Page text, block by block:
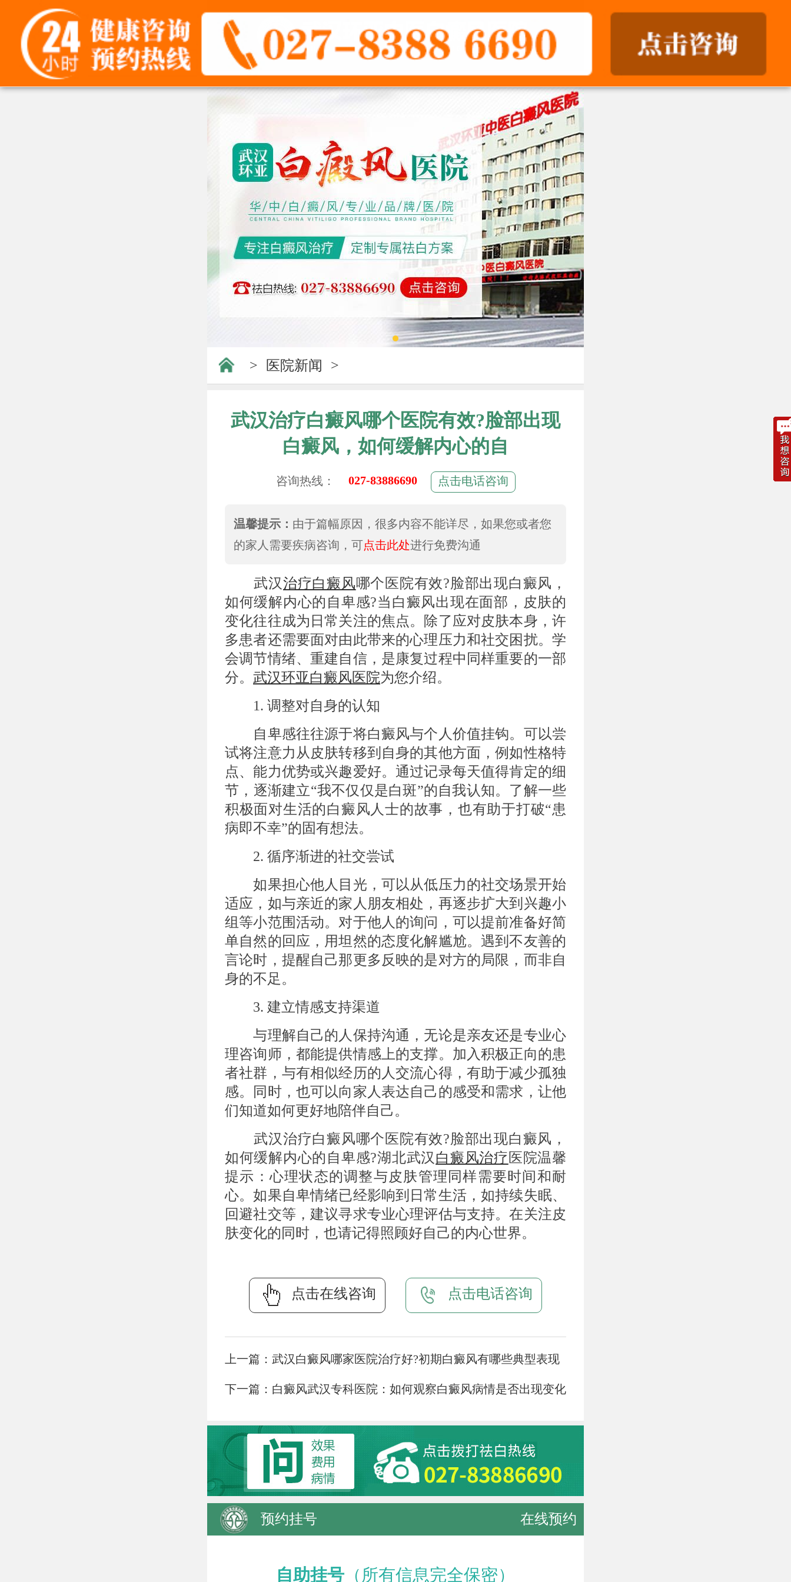
> 医院新闻 >
武汉治疗白癜风哪个医院有效?脸部出现
白癜风，如何缓解内心的自
咨询热线： 027-83886690 点击电话咨询
温馨提示： 由于篇幅原因，很多内容不能详尽，如果您或者您
的家人需要疾病咨询，可点击此处进行免费沟通
武汉治疗白癜风哪个医院有效?脸部出现白癜风，
如何缓解内心的自卑感?当白癜风出现在面部，皮肤的
变化往往成为日常关注的焦点。除了应对皮肤本身，许
多患者还需要面对由此带来的心理压力和社交困扰。学
会调节情绪、重建自信，是康复过程中同样重要的一部
分。 武汉环亚白癜风医院为您介绍。
1. 调整对自身的认知
自卑感往往源于将白癜风与个人价值挂钩。可以尝
试将注意力从皮肤转移到自身的其他方面，例如性格特
点、能力优势或兴趣爱好。通过记录每天值得肯定的细
节，逐渐建立“我不仅仅是白斑”的自我认知。了解一些
积极面对生活的白癜风人士的故事，也有助于打破“患
病即不幸”的固有想法。
2. 循序渐进的社交尝试
如果担心他人目光，可以从低压力的社交场景开始
适应，如与亲近的家人朋友相处，再逐步扩大到兴趣小
组等小范围活动。对于他人的询问，可以提前准备好简
单自然的回应，用坦然的态度化解尴尬。遇到不友善的
言论时，提醒自己那更多反映的是对方的局限，而非自
身的不足。
3. 建立情感支持渠道
与理解自己的人保持沟通，无论是亲友还是专业心
理咨询师，都能提供情感上的支撑。加入积极正向的患
者社群，与有相似经历的人交流心得，有助于减少孤独
感。同时，也可以向家人表达自己的感受和需求，让他
们知道如何更好地陪伴自己。
武汉治疗白癜风哪个医院有效?脸部出现白癜风，
如何缓解内心的自卑感?湖北武汉白癜风治疗医院温馨
提示：心理状态的调整与皮肤管理同样需要时间和耐
心。如果自卑情绪已经影响到日常生活，如持续失眠、
回避社交等，建议寻求专业心理评估与支持。在关注皮
肤变化的同时，也请记得照顾好自己的内心世界。
点击在线咨询 点击电话咨询
上一篇： 武汉白癜风哪家医院治疗好?初期白癜风有哪些典型表现
下一篇： 白癜风武汉专科医院：如何观察白癜风病情是否出现变化
预约挂号 在线预约
自助挂号 （所有信息完全保密）